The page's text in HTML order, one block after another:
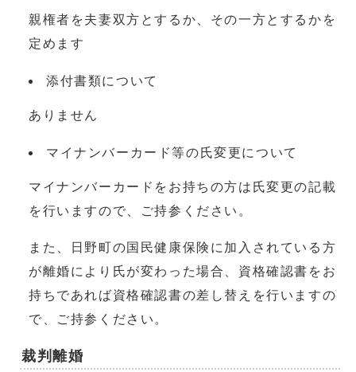
親権者を夫妻双方とするか、その一方とするかを
定めます
添付書類について
ありません
マイナンバーカード等の氏変更について
マイナンバーカードをお持ちの方は氏変更の記載
を行いますので、ご持参ください。
また、日野町の国民健康保険に加入されている方
が離婚により氏が変わった場合、資格確認書をお
持ちであれば資格確認書の差し替えを行いますの
で、ご持参ください。
裁判離婚